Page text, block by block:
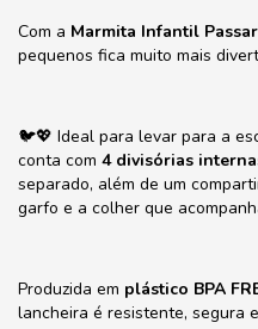
Com a Marmita Infantil
pequenos fica muito mais
🐦💖 Ideal para levar para a
conta com 4 divisórias
separado, além de um
garfo e a colher que
Produzida em plástico BPA
lancheira é resistente, segura